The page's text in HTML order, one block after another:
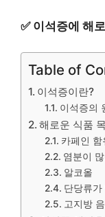
✅ 이석증에 해
Table of
이석증이란?
이석증의
해로운 식품
카페인 함
염분이
알코올
단당류가
고지방